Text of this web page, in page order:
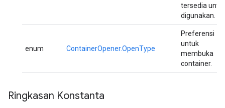
tersedia
digunakan.
enum ContainerOpener.OpenType
Preferensi
untuk
membuka
container.
Ringkasan Konstanta